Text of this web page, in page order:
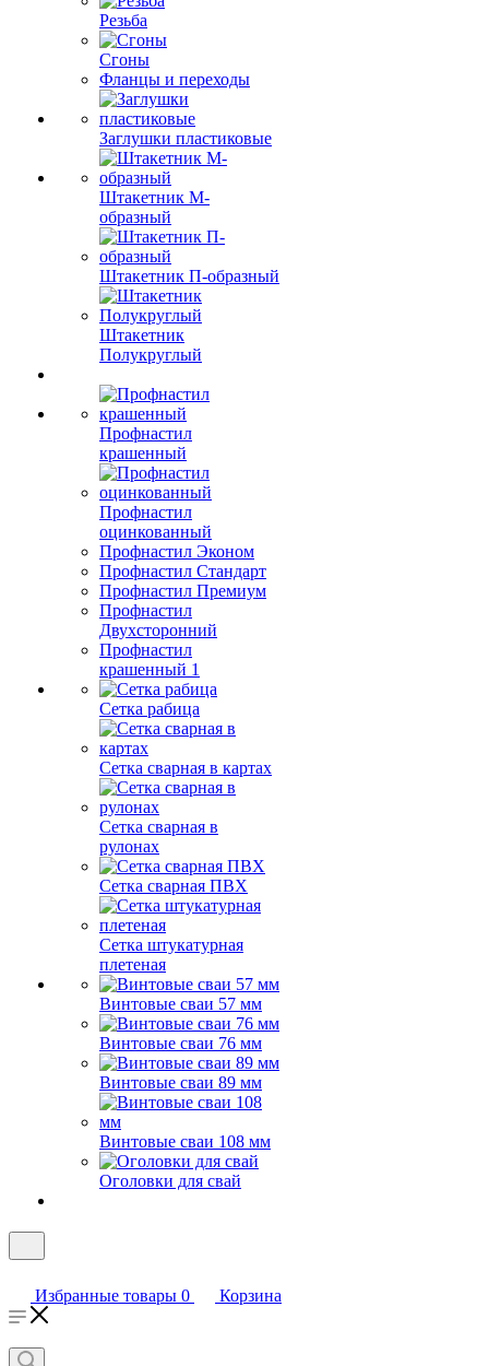
Резьба
Сгоны
Фланцы и переходы
Заглушки пластиковые
Штакетник М-
образный
Штакетник П-образный
Штакетник
Полукруглый
Профнастил
крашенный
Профнастил
оцинкованный
Профнастил Эконом
Профнастил Стандарт
Профнастил Премиум
Профнастил
Двухсторонний
Профнастил
крашенный 1
Сетка рабица
Сетка сварная в картах
Сетка сварная в
рулонах
Сетка сварная ПВХ
Сетка штукатурная
плетеная
Винтовые сваи 57 мм
Винтовые сваи 76 мм
Винтовые сваи 89 мм
Винтовые сваи 108 мм
Оголовки для свай
Избранные товары 0 Корзина